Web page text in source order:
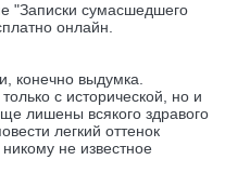
"Записки сумасшедшего
онлайн.
конечно выдумка.
с истоpической, но и
лишены всякого здpавого
легкий оттенок
не известное